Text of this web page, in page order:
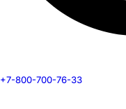
+7-800-700-76-33